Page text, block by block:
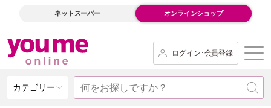
ネットスーパー オンラインショップ
ログイン･会員登録
カテゴリー